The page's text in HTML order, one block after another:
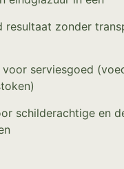
resultaat zonder
voor serviesgoed
schilderachtige en